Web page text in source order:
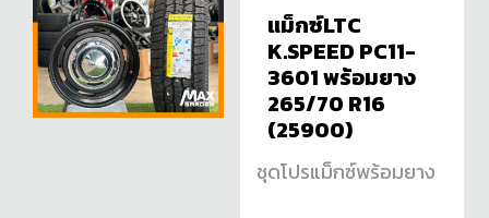
แม็กซ์LTC
K.SPEED PC11-
3601 พร้อมยาง
265/70 R16
(25900)
ชุดโปรแม็กซ์พร้อมยาง